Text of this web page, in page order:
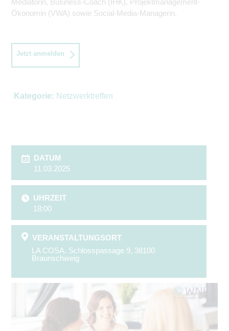
Ökonomin (VWA) sowie Social-Media-Managerin.
Jetzt anmelden
Kategorie: Netzwerktreffen
DATUM
11.03.2025
UHRZEIT
18:00
VERANSTALTUNGSORT
LA COSA, Schlosspassage 9, 38100
Braunschweig